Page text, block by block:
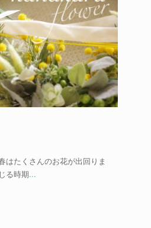
はたくさんのお花が出回りま
る時期...